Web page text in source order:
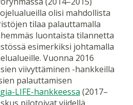
olisi mahdollista
tilaa palauttamalla
luontaista tilannetta
esimerkiksi johtamalla
Vuonna 2016
viivyttäminen -hankkeilla
palauttamisen
LIFE-hankkeessa (2017–